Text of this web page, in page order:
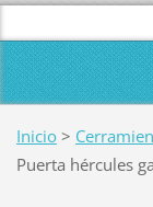
Inicio >
Puerta hércules